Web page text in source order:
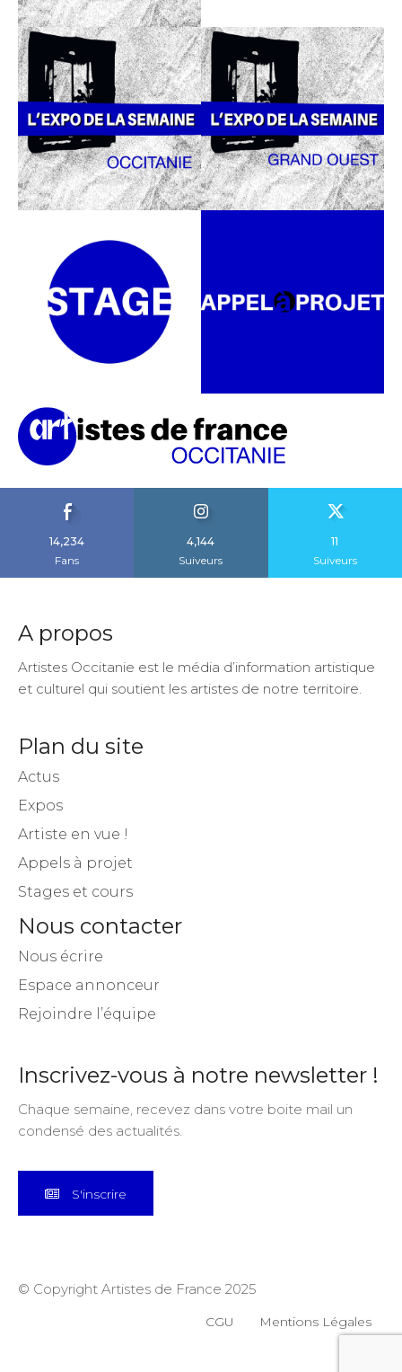
14,234
Fans
4,144
Suiveurs
11
Suiveurs
A propos
Artistes Occitanie est le média d’information artistique
et culturel qui soutient les artistes de notre territoire.
Plan du site
Actus
Expos
Artiste en vue !
Appels à projet
Stages et cours
Nous contacter
Nous écrire
Espace annonceur
Rejoindre l’équipe
Inscrivez-vous à notre newsletter !
Chaque semaine, recevez dans votre boite mail un
condensé des actualités.
S'inscrire
© Copyright Artistes de France 2025
CGU Mentions Légales